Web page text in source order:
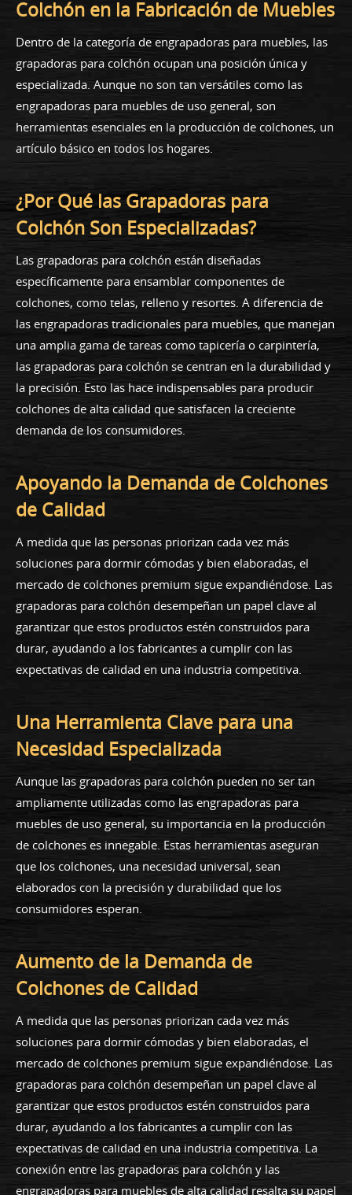
Colchón en la Fabricación de Muebles
Dentro de la categoría de engrapadoras para muebles, las
grapadoras para colchón ocupan una posición única y
especializada. Aunque no son tan versátiles como las
engrapadoras para muebles de uso general, son
herramientas esenciales en la producción de colchones, un
artículo básico en todos los hogares.
¿Por Qué las Grapadoras para
Colchón Son Especializadas?
Las grapadoras para colchón están diseñadas
específicamente para ensamblar componentes de
colchones, como telas, relleno y resortes. A diferencia de
las engrapadoras tradicionales para muebles, que manejan
una amplia gama de tareas como tapicería o carpintería,
las grapadoras para colchón se centran en la durabilidad y
la precisión. Esto las hace indispensables para producir
colchones de alta calidad que satisfacen la creciente
demanda de los consumidores.
Apoyando la Demanda de Colchones
de Calidad
A medida que las personas priorizan cada vez más
soluciones para dormir cómodas y bien elaboradas, el
mercado de colchones premium sigue expandiéndose. Las
grapadoras para colchón desempeñan un papel clave al
garantizar que estos productos estén construidos para
durar, ayudando a los fabricantes a cumplir con las
expectativas de calidad en una industria competitiva.
Una Herramienta Clave para una
Necesidad Especializada
Aunque las grapadoras para colchón pueden no ser tan
ampliamente utilizadas como las engrapadoras para
muebles de uso general, su importancia en la producción
de colchones es innegable. Estas herramientas aseguran
que los colchones, una necesidad universal, sean
elaborados con la precisión y durabilidad que los
consumidores esperan.
Aumento de la Demanda de
Colchones de Calidad
A medida que las personas priorizan cada vez más
soluciones para dormir cómodas y bien elaboradas, el
mercado de colchones premium sigue expandiéndose. Las
grapadoras para colchón desempeñan un papel clave al
garantizar que estos productos estén construidos para
durar, ayudando a los fabricantes a cumplir con las
expectativas de calidad en una industria competitiva. La
conexión entre las grapadoras para colchón y las
engrapadoras para muebles de alta calidad resalta su papel